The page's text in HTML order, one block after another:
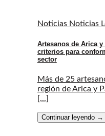
Noticias Noticias
Artesanos de Arica
criterios para
sector
Más de 25
región de Arica y
[...]
Continuar leyendo →